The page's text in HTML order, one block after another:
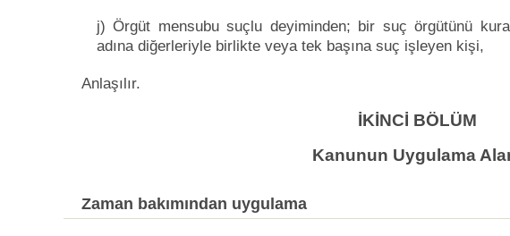
j) Örgüt mensubu suçlu deyiminden; bir suç örgütünü
adına diğerleriyle birlikte veya tek başına suç işleyen kişi,
Anlaşılır.
İKİNCİ BÖLÜM
Kanunun Uygulama
Zaman bakımından uygulama